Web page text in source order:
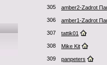
305 amber2-Zadrot
306 amber1-Zadrot
307 tattik01
308 Mike Kit
309 panpeters